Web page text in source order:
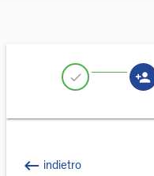
check person_add
keyboard_backspace indietro